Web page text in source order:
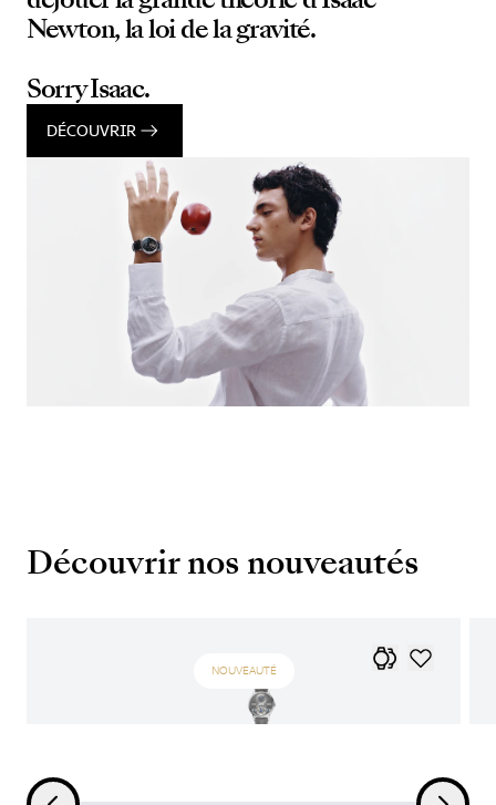
Newton, la loi de la gravité.
Sorry Isaac.
DÉCOUVRIR
Découvrir nos nouveautés
NOUVEAUTÉ